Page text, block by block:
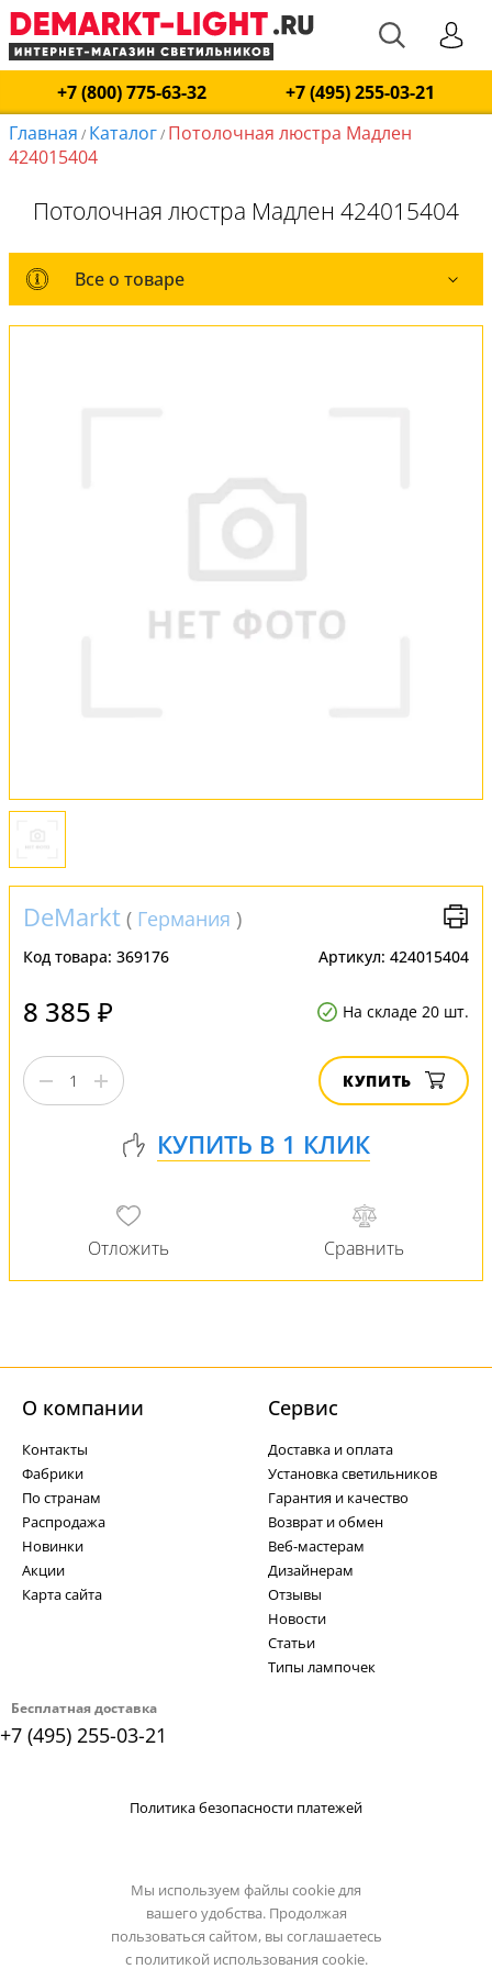
+7 (800) 775-63-32
+7 (495) 255-03-21
Главная / Каталог/ Потолочная люстра Мадлен
424015404
Потолочная люстра Мадлен 424015404
Все о товаре
Все о товаре
DeMarkt ( Германия )
Код товара: 369176 Артикул: 424015404
8 385 ₽ На складе 20 шт.
КУПИТЬ
Бесплатная доставка
+7 (495) 255-03-21
О компании
Контакты
Фабрики
По странам
Распродажа
Новинки
Акции
Карта сайта
Cервис
Доставка и оплата
Установка светильников
Гарантия и качество
Возврат и обмен
Веб-мастерам
Дизайнерам
Отзывы
Новости
Статьи
Типы лампочек
Политика безопасности платежей
Мы используем файлы cookie для
вашего удобства. Продолжая
пользоваться сайтом, вы соглашаетесь
с политикой использования cookie.